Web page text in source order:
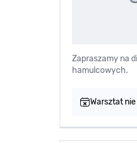
Zapraszamy na
hamulcowych.
Warsztat